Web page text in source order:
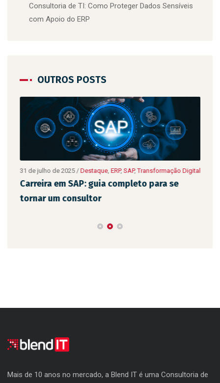
Consultoria de TI: Como Proteger Dados Sensíveis
com Apoio do ERP
OUTROS POSTS
31 de julho de 2025/ Destaque, ERP, SAP, Transformação Digital
Carreira em SAP: guia completo para se
tornar um consultor
Mais de 10 anos no mercado, a Blend IT é uma Consultoria de